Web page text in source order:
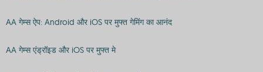
AA गेम्स ऐप: Android और iOS पर मुफ्त गेमिंग का आनंद
AA गेम्स एंड्रॉइड और iOS पर मुफ्त मे